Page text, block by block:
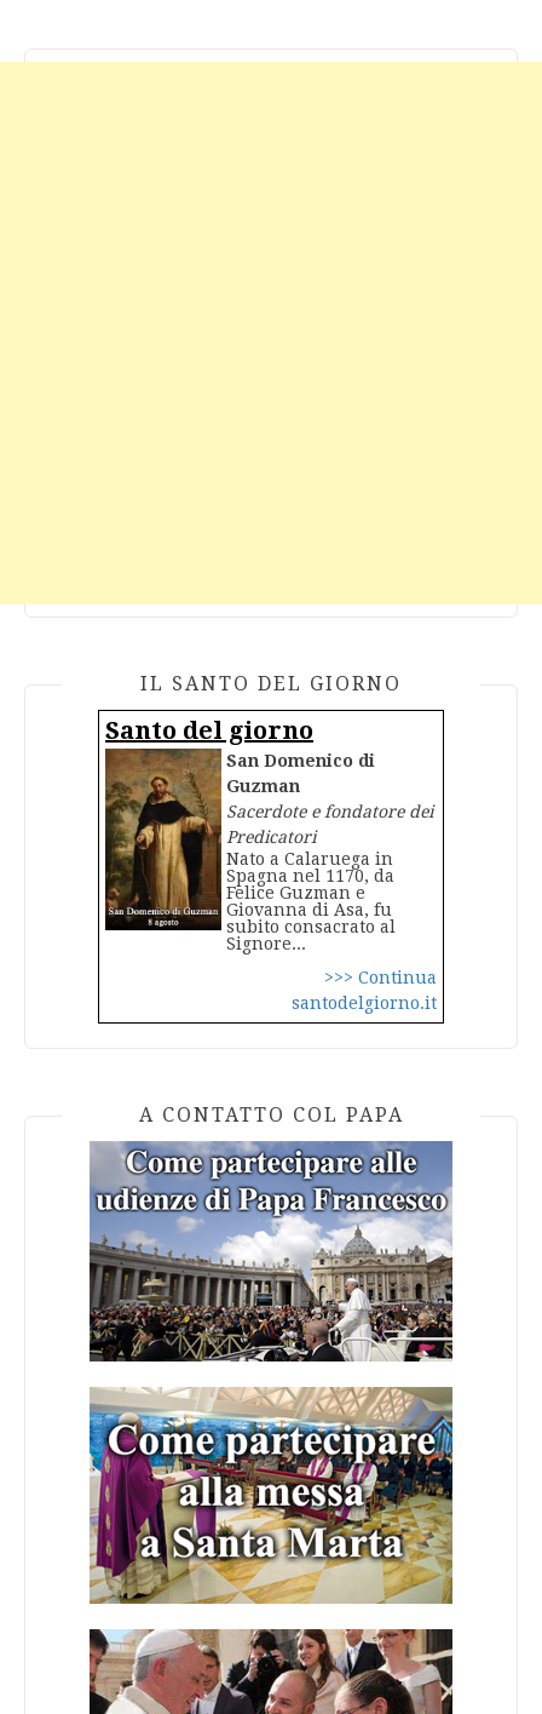
IL SANTO DEL GIORNO
Santo del giorno
San Domenico di
Guzman
Sacerdote e fondatore dei
Predicatori
Nato a Calaruega in
Spagna nel 1170, da
Felice Guzman e
Giovanna di Asa, fu
subito consacrato al
Signore...
>>> Continua
santodelgiorno.it
A CONTATTO COL PAPA